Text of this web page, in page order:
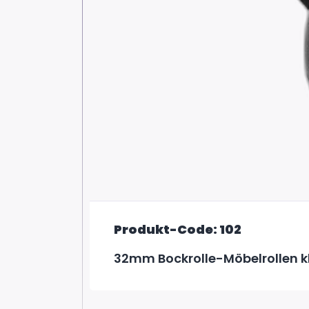
Produkt-Code: 102
32mm Bockrolle-Möbelrollen